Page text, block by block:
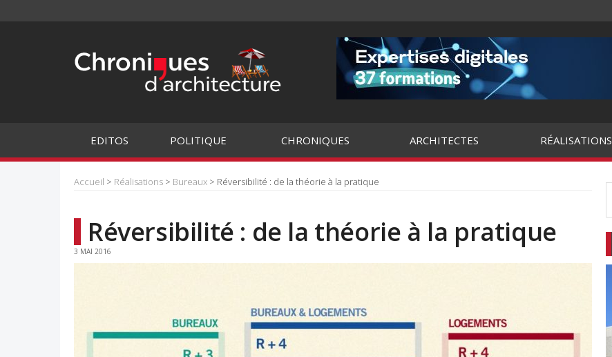
EDITOS POLITIQUE CHRONIQUES ARCHITECTES RÉALISATIONS
Accueil > Réalisations > Bureaux > Réversibilité : de la théorie à la pratique
Réversibilité : de la théorie à la pratique
3 MAI 2016